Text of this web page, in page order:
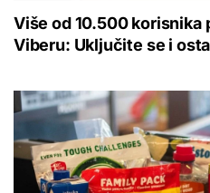
Više od 10.500 korisnika
Viberu: Uključite se i